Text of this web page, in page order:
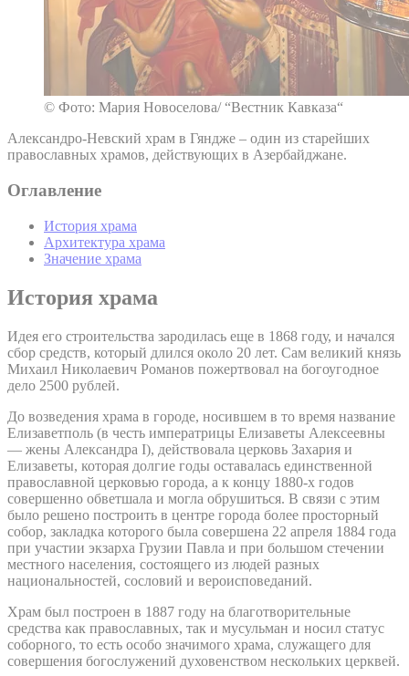
© Фото: Мария Новоселова/ “Вестник Кавказа“
Александро-Невский храм в Гяндже – один из старейших
православных храмов, действующих в Азербайджане.
Оглавление
История храма
Архитектура храма
Значение храма
История храма
Идея его строительства зародилась еще в 1868 году, и начался
сбор средств, который длился около 20 лет. Сам великий князь
Михаил Николаевич Романов пожертвовал на богоугодное
дело 2500 рублей.
До возведения храма в городе, носившем в то время название
Елизаветполь (в честь императрицы Елизаветы Алексеевны
— жены Александра I), действовала церковь Захария и
Елизаветы, которая долгие годы оставалась единственной
православной церковью города, а к концу 1880-х годов
совершенно обветшала и могла обрушиться. В связи с этим
было решено построить в центре города более просторный
собор, закладка которого была совершена 22 апреля 1884 года
при участии экзарха Грузии Павла и при большом стечении
местного населения, состоящего из людей разных
национальностей, сословий и вероисповеданий.
Храм был построен в 1887 году на благотворительные
средства как православных, так и мусульман и носил статус
соборного, то есть особо значимого храма, служащего для
совершения богослужений духовенством нескольких церквей.